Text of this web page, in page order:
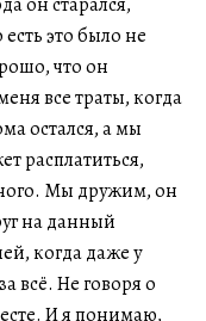
есть это было не
что он
все траты, когда
остался, а мы
расплатиться,
Мы дружим, он
на данный
когда даже у
всё. Не говоря о
И я понимаю,